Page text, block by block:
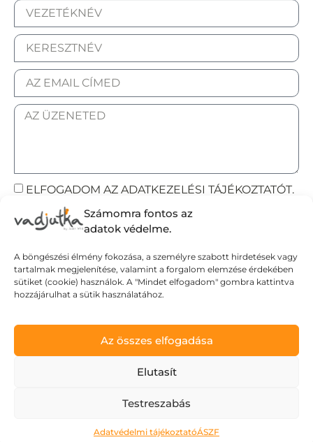
Számomra fontos az
adatok védelme.
A böngészési élmény fokozása, a személyre szabott hirdetések vagy
tartalmak megjelenítése, valamint a forgalom elemzése érdekében
sütiket (cookie) használok. A "Mindet elfogadom" gombra kattintva
hozzájárulhat a sütik használatához.
Az összes elfogadása
Elutasít
Testreszabás
Adatvédelmi tájékoztatóÁSZF
ELFOGADOM AZ ADATKEZELÉSI TÁJÉKOZTATÓT.
Elküldöm
Adatvédelmi tájékoztató
Általános Szerződési Feltételek
© Wild Judit. Minden jog fenntartva.